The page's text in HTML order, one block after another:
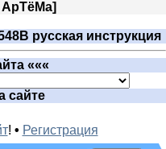
]
русская инструкция
«««
сайте
! • Регистрация